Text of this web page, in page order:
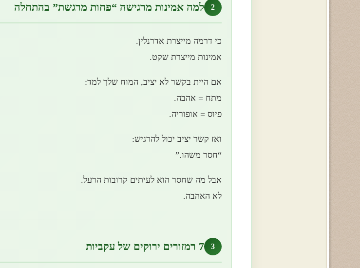
2 למה אמינות מרגישה “פחות מרגשת” בהתחלה
כי דרמה מייצרת אדרנלין.
אמינות מייצרת שקט.
אם היית בקשר לא יציב, המוח שלך למד:
מתח = אהבה.
פיוס = אופוריה.
ואז קשר יציב יכול להרגיש:
“חסר משהו.”
אבל מה שחסר הוא לעיתים קרובות הרעל.
לא האהבה.
3 7 רמזורים ירוקים של עקביות